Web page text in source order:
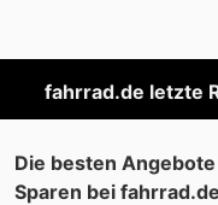
fahrrad.de letzte
Die besten
Sparen bei fahrrad.de